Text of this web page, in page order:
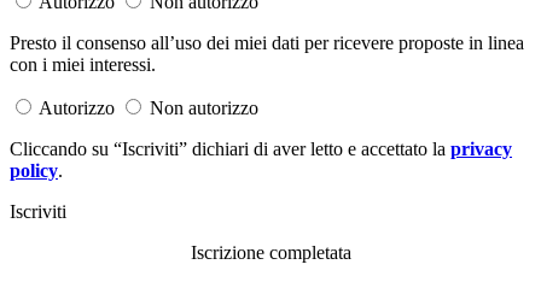
Presto il consenso all’uso dei miei dati per ricevere proposte in linea
con i miei interessi.
Autorizzo
Non autorizzo
Cliccando su “Iscriviti” dichiari di aver letto e accettato la privacy
policy.
Iscriviti
Iscrizione completata